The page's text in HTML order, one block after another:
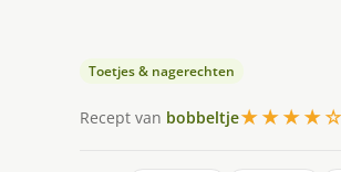
Toetjes & nagerechten
Recept van bobbeltje★★★★☆